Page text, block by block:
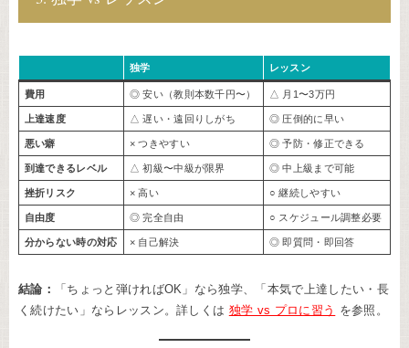
独学 レッスン
費用 ◎ 安い（教則本数千円〜） △ 月1〜3万円
上達速度 △ 遅い・遠回りしがち ◎ 圧倒的に早い
悪い癖 × つきやすい ◎ 予防・修正できる
到達できるレベル △ 初級〜中級が限界 ◎ 中上級まで可能
挫折リスク × 高い ○ 継続しやすい
自由度 ◎ 完全自由 ○ スケジュール調整必要
分からない時の対応 × 自己解決 ◎ 即質問・即回答
結論：
「ちょっと弾ければOK」なら独学、「本気で上達したい・長
く続けたい」ならレッスン。詳しくは 独学 vs プロに習う を参照。